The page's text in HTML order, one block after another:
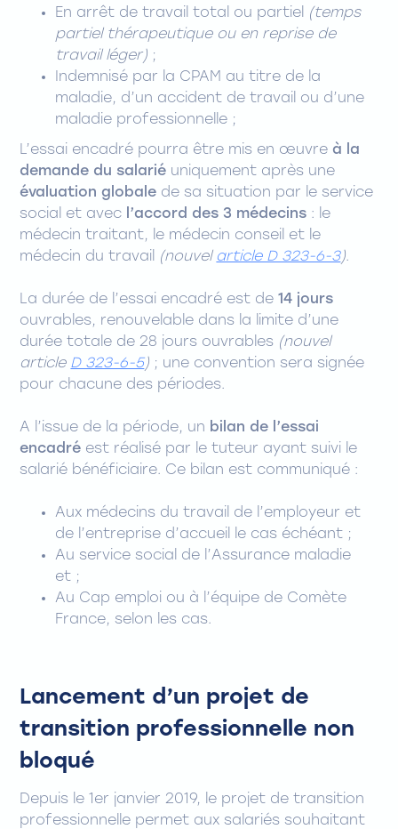
En arrêt de travail total ou partiel (temps
partiel thérapeutique ou en reprise de
travail léger) ;
Indemnisé par la CPAM au titre de la
maladie, d’un accident de travail ou d’une
maladie professionnelle ;
L’essai encadré pourra être mis en œuvreà la
demande du salarié uniquement après une
évaluation globale de sa situation par le service
social et avec
l’accord des 3 médecins : le
médecin traitant, le médecin conseil et le
médecin du travail (nouvel article D 323-6-3).
La durée de l’essai encadré est de 14 jours
ouvrables, renouvelable dans la limite d’une
durée totale de 28 jours ouvrables (nouvel
article D 323-6-5) ; une convention sera signée
pour chacune des périodes.
A l’issue de la période, un bilan de l’essai
encadré est réalisé par le tuteur ayant suivi le
salarié bénéficiaire. Ce bilan est communiqué :
Aux médecins du travail de l’employeur et
de l’entreprise d’accueil le cas échéant ;
Au service social de l’Assurance maladie
et ;
Au Cap emploi ou à l’équipe de Comète
France, selon les cas.
Lancement d’un projet de
transition professionnelle non
bloqué
Depuis le 1er janvier 2019, le projet de transition
professionnelle permet aux salariés souhaitant